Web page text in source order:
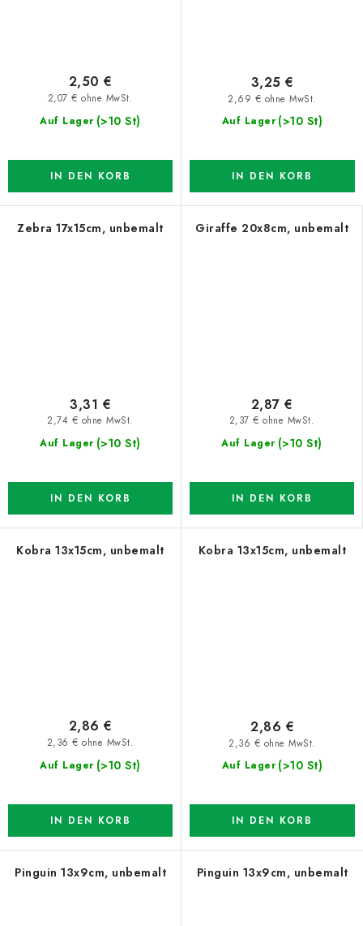
Auf Lager (>10 St)
2,07 € ohne MwSt.
2,50 €
IN DEN KORB
Auf Lager (>10 St)
2,69 € ohne MwSt.
3,25 €
IN DEN KORB
Zebra 17x15cm, unbemalt
Auf Lager (>10 St)
2,74 € ohne MwSt.
3,31 €
IN DEN KORB
Giraffe 20x8cm, unbemalt
Auf Lager (>10 St)
2,37 € ohne MwSt.
2,87 €
IN DEN KORB
Kobra 13x15cm, unbemalt
Auf Lager (>10 St)
2,36 € ohne MwSt.
2,86 €
IN DEN KORB
Kobra 13x15cm, unbemalt
Auf Lager (>10 St)
2,36 € ohne MwSt.
2,86 €
IN DEN KORB
Pinguin 13x9cm, unbemalt Pinguin 13x9cm, unbemalt